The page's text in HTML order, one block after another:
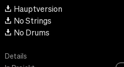
Hauptversion
No Strings
No Drums
Details